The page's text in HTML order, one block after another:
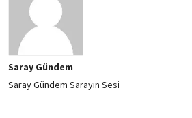
Saray Gündem
Saray Gündem Sarayın Sesi